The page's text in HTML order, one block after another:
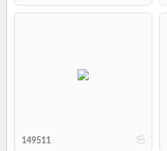
b
149511